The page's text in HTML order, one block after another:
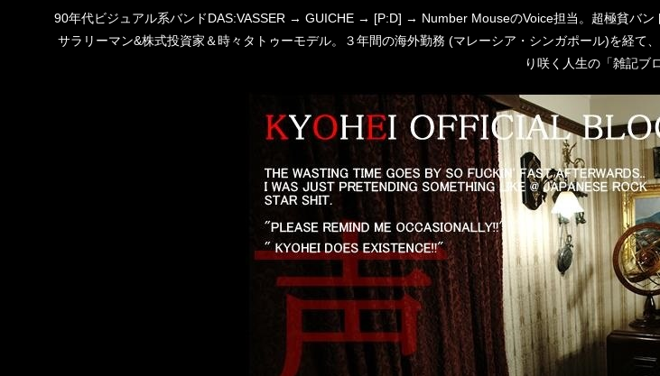
90年代ビジュアル系バンドDAS:VASSER → GUICHE → [P:D] → Number MouseのVoice担当。超極貧バ
サラリーマン&株式投資家＆時々タトゥーモデル。３年間の海外勤務 (マレーシア・シンガポール)を経
り咲く人生の「雑記ブ